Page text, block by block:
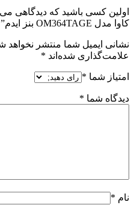
کاوا مدل OM364TAGE بنز ایدم”
نشانی ایمیل شما منتشر نخواهد
علامت‌گذاری شده‌اند *
امتیاز شما *
دیدگاه شما *
نام *